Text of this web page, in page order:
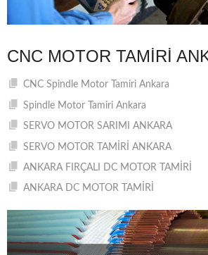
CNC MOTOR TAMIRI
CNC Spindle Motor Tamiri Ankara
Spindle Motor Tamiri Ankara
SERVO MOTOR SARIMI ANKARA
SERVO MOTOR TAMİRİ ANKARA
ANKARA FIRÇALI DC MOTOR TAMİRİ
ANKARA DC MOTOR TAMİRİ